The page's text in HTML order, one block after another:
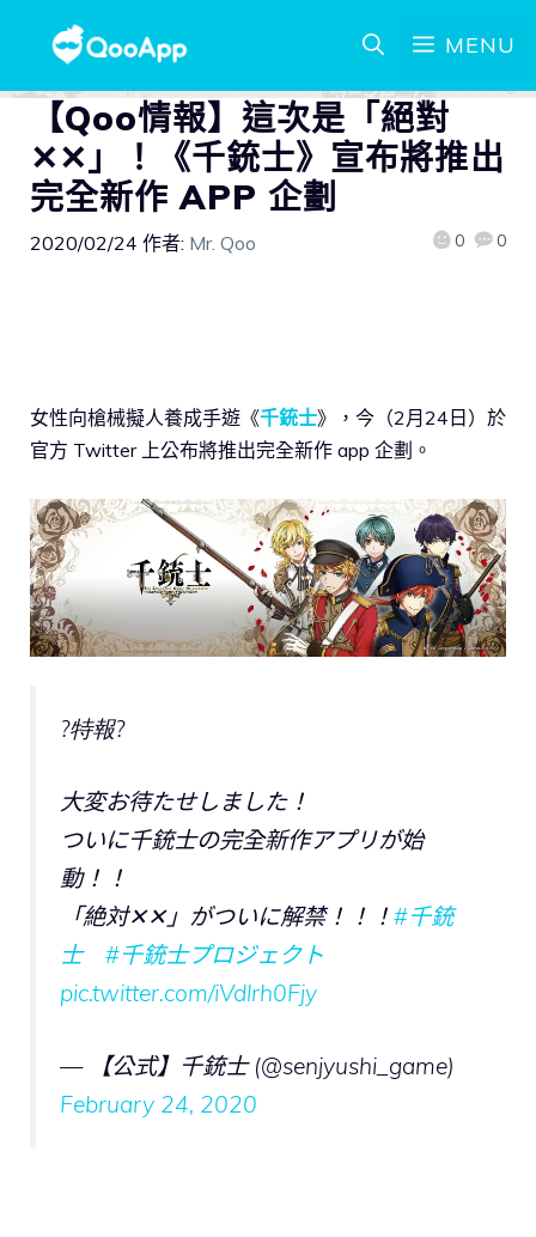
MENU
【Qoo情報】這次是「絕對
✕✕」！《千銃士》宣布將推出
完全新作 APP 企劃
2020/02/24 作者: Mr. Qoo 0 0
女性向槍械擬人養成手遊《千銃士》，今（2月24日）於
官方 Twitter 上公布將推出完全新作 app 企劃。
?特報?
大変お待たせしました！
ついに千銃士の完全新作アプリが始
動！！
「絶対✕✕」がついに解禁！！！ #千銃
士
#千銃士プロジェクト
pic.twitter.com/iVdlrh0Fjy
— 【公式】千銃士 (@senjyushi_game)
February 24, 2020